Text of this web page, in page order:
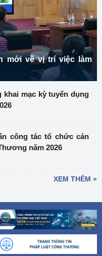
mới về vị trí việc làm
khai mạc kỳ tuyển dụng
công tác tổ chức cán
năm 2026
XEM THÊM »